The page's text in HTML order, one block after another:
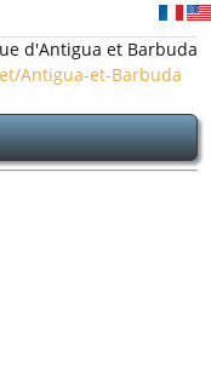
et Barbuda
Antigua-et-Barbuda